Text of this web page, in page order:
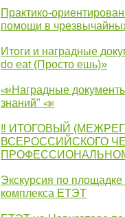
Практико-
помощи в
Итоги и наградные
do eat (Просто ешь)»
📣Наградные
знаний" 📣
‼ ИТОГОВЫЙ
ВСЕРОССИЙСКОГО
Экскурсия по
комплекса ЕТЭТ